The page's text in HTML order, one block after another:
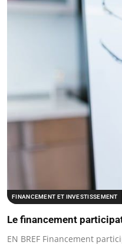
FINANCEMENT ET INVESTISSEMENT
Le financement
EN BREF Financement